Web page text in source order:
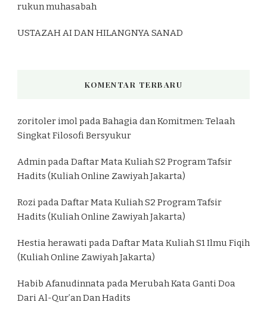
rukun muhasabah
USTAZAH AI DAN HILANGNYA SANAD
KOMENTAR TERBARU
zoritoler imolpadaBahagia dan Komitmen: Telaah
Singkat Filosofi Bersyukur
AdminpadaDaftar Mata Kuliah S2 Program Tafsir
Hadits (Kuliah Online Zawiyah Jakarta)
RozipadaDaftar Mata Kuliah S2 Program Tafsir
Hadits (Kuliah Online Zawiyah Jakarta)
Hestia herawatipadaDaftar Mata Kuliah S1 Ilmu Fiqih
(Kuliah Online Zawiyah Jakarta)
Habib AfanudinnatapadaMerubah Kata Ganti Doa
Dari Al-Qur’an Dan Hadits